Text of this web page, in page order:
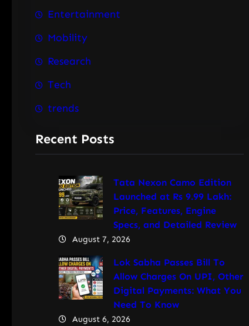
Entertainment
Mobility
Research
Tech
trends
Recent Posts
Tata Nexon Camo Edition
Launched at Rs 9.99 Lakh:
Price, Features, Engine
Specs, and Detailed Review
August 7, 2026
Lok Sabha Passes Bill To
Allow Charges On UPI, Other
Digital Payments: What You
Need To Know
August 6, 2026